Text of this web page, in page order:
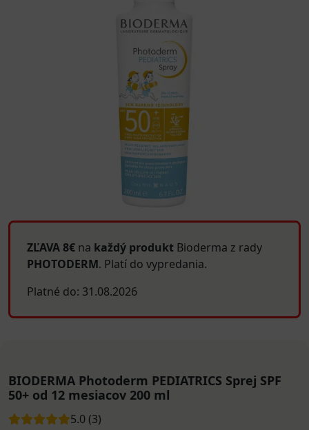
ZĽAVA 8€ na každý produkt Bioderma z rady
PHOTODERM. Platí do vypredania.
Platné do: 31.08.2026
BIODERMA Photoderm PEDIATRICS Sprej SPF
50+ od 12 mesiacov 200 ml
5.0 (3)